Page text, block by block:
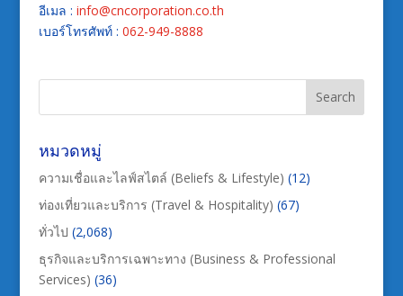
อีเมล : info@cncorporation.co.th
เบอร์โทรศัพท์ : 062-949-8888
หมวดหมู่
ความเชื่อและไลฟ์สไตล์ (Beliefs & Lifestyle) (12)
ท่องเที่ยวและบริการ (Travel & Hospitality) (67)
ทั่วไป (2,068)
ธุรกิจและบริการเฉพาะทาง (Business & Professional
Services) (36)